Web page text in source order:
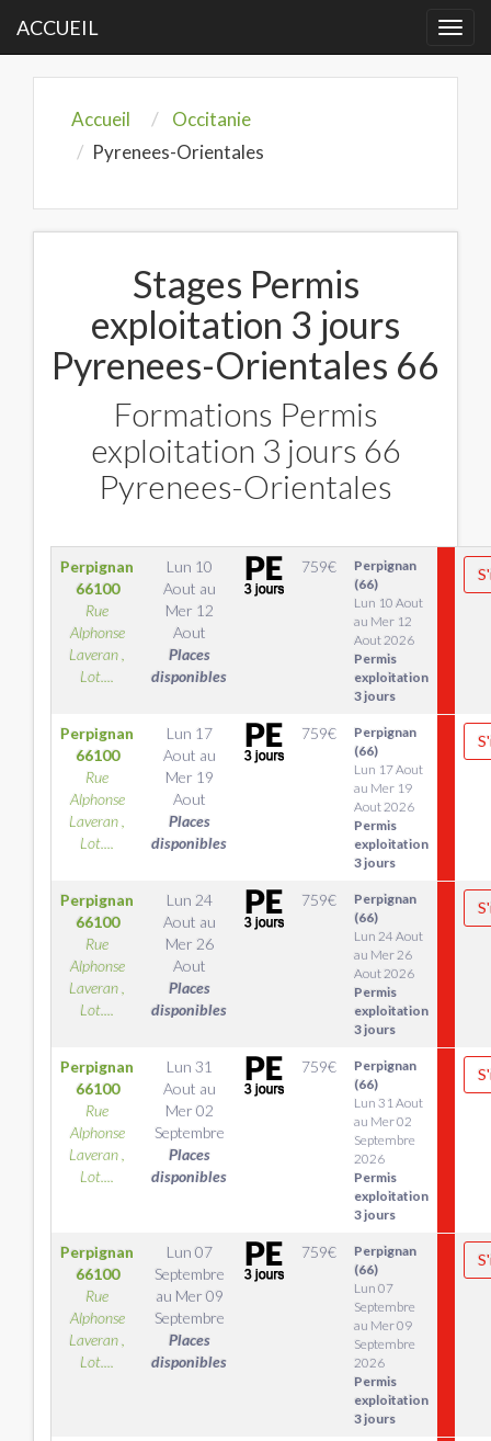
ACCUEIL
Accueil
Occitanie
Pyrenees-Orientales
Stages Permis
exploitation 3 jours
Pyrenees-Orientales 66
Formations Permis
exploitation 3 jours 66
Pyrenees-Orientales
Perpignan
66100
Rue
Alphonse
Laveran ,
Lot....
Lun 10
Aout au
Mer 12
Aout
Places
disponibles
759€
Perpignan
(66)
Lun 10 Aout
au Mer 12
Aout 2026
Permis
exploitation
3 jours
Perpignan
66100
Rue
Alphonse
Laveran ,
Lot....
Lun 17
Aout au
Mer 19
Aout
Places
disponibles
759€
Perpignan
(66)
Lun 17 Aout
au Mer 19
Aout 2026
Permis
exploitation
3 jours
Perpignan
66100
Rue
Alphonse
Laveran ,
Lot....
Lun 24
Aout au
Mer 26
Aout
Places
disponibles
759€
Perpignan
(66)
Lun 24 Aout
au Mer 26
Aout 2026
Permis
exploitation
3 jours
Perpignan
66100
Rue
Alphonse
Laveran ,
Lot....
Lun 31
Aout au
Mer 02
Septembre
Places
disponibles
759€
Perpignan
(66)
Lun 31 Aout
au Mer 02
Septembre
2026
Permis
exploitation
3 jours
Perpignan
66100
Rue
Alphonse
Laveran ,
Lot....
Lun 07
Septembre
au Mer 09
Septembre
Places
disponibles
759€
Perpignan
(66)
Lun 07
Septembre
au Mer 09
Septembre
2026
Permis
exploitation
3 jours